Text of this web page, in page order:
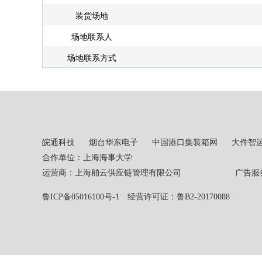
装货场地
场地联系人
场地联系方式
皖通科技 烟台华东电子 中国港口集装箱网
大件智
合作单位：上海海事大学
运营商：上海舶云供应链管理有限公司 广告服务热
鲁ICP备05016100号-1 经营许可证：鲁B2-20170088